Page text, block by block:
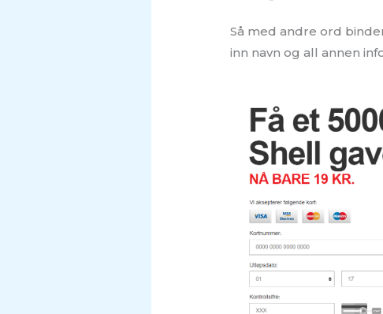
Så med andre ord
inn navn og all annen